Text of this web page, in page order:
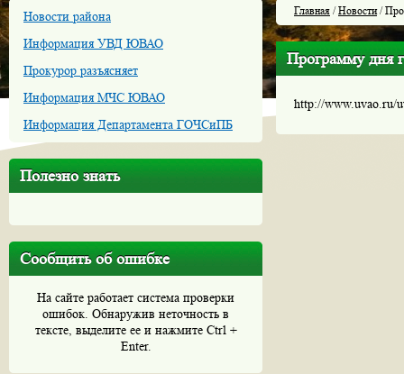
Новости района
Информация УВД ЮВАО
Прокурор разъясняет
Информация МЧС ЮВАО
Информация Департамента ГОЧСиПБ
Полезно знать
Сообщить об ошибке
На сайте работает система проверки
ошибок. Обнаружив неточность в
тексте, выделите ее и нажмите Ctrl +
Enter.
Главная /Новости/
Программу дня
http://www.uvao.ru/